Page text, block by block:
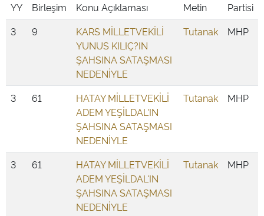
YY Birleşim Konu Açıklaması
Metin
Partisi
3
9
KARS MİLLETVEKİLİ
YUNUS KILIÇ?IN
ŞAHSINA SATAŞMASI
NEDENİYLE
Tutanak MHP
3 61
HATAY MİLLETVEKİLİ
ADEM YEŞİLDAL'IN
ŞAHSINA SATAŞMASI
NEDENİYLE
Tutanak MHP
3 61
HATAY MİLLETVEKİLİ
ADEM YEŞİLDAL'IN
ŞAHSINA SATAŞMASI
NEDENİYLE
Tutanak MHP